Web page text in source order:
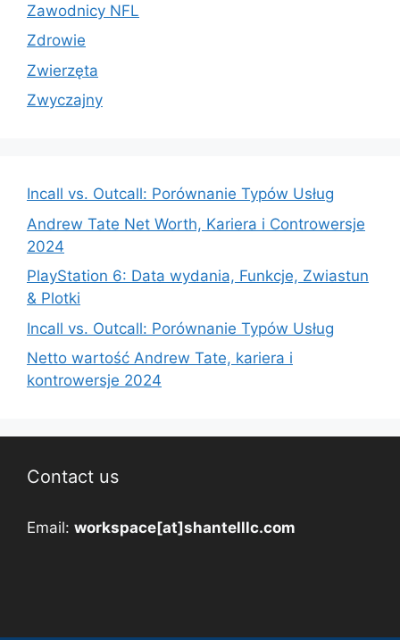
Zawodnicy NFL
Zdrowie
Zwierzęta
Zwyczajny
Incall vs. Outcall: Porównanie Typów Usług
Andrew Tate Net Worth, Kariera i Controwersje
2024
PlayStation 6: Data wydania, Funkcje, Zwiastun
& Plotki
Incall vs. Outcall: Porównanie Typów Usług
Netto wartość Andrew Tate, kariera i
kontrowersje 2024
Contact us
Email: workspace[at]shantelllc.com